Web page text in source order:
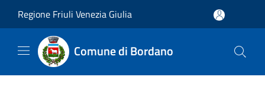
Regione Friuli Venezia Giulia
Comune di Bordano